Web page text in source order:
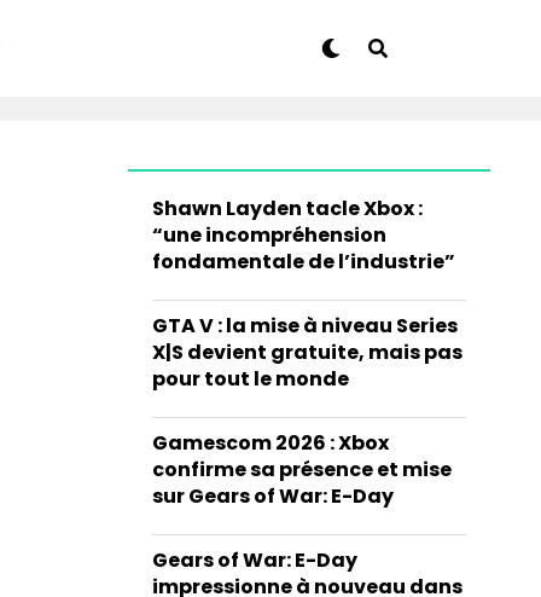
Shawn Layden tacle Xbox :
“une incompréhension
fondamentale de l’industrie”
GTA V : la mise à niveau Series
X|S devient gratuite, mais pas
pour tout le monde
Gamescom 2026 : Xbox
confirme sa présence et mise
sur Gears of War: E-Day
Gears of War: E-Day
impressionne à nouveau dans